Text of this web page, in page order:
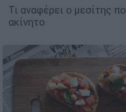
Τι αναφέρει ο μεσίτης
ακίνητο